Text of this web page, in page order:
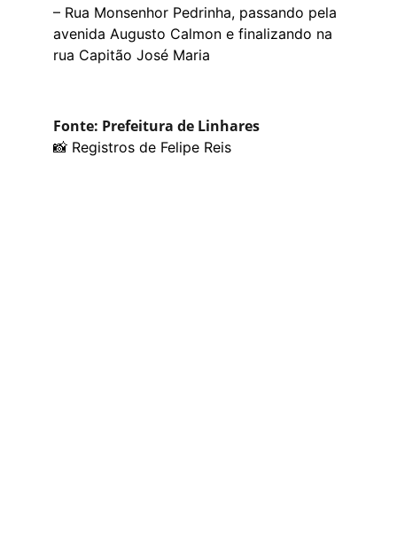
– Rua Monsenhor Pedrinha, passando pela
avenida Augusto Calmon e finalizando na
rua Capitão José Maria
Fonte: Prefeitura de Linhares
📸 Registros de Felipe Reis